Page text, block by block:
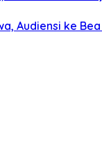
Audiensi ke